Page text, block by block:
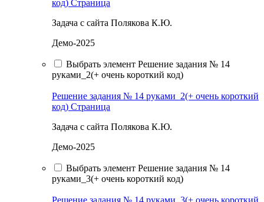
код) Страница
Задача с сайта Полякова К.Ю.
Демо-2025
Выбрать элемент Решение задания № 14
руками_2(+ очень короткий код)
Решение задания № 14 руками_2(+ очень короткий
код) Страница
Задача с сайта Полякова К.Ю.
Демо-2025
Выбрать элемент Решение задания № 14
руками_3(+ очень короткий код)
Решение задания № 14 руками_3(+ очень короткий